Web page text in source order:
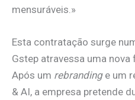
mensuráveis.»
Esta contratação surge
Gstep atravessa uma
Após um rebrandinge um
& AI, a empresa pretende